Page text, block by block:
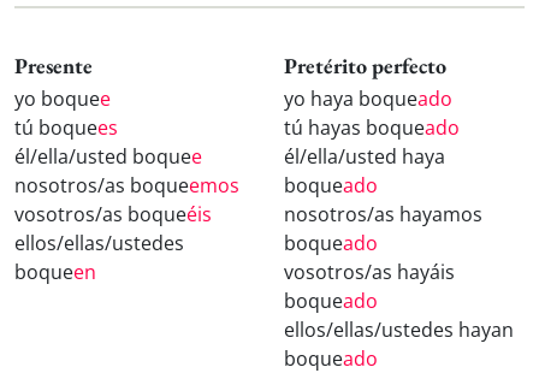
Presente
yo boquee
tú boquees
él/ella/usted boquee
nosotros/as boqueemos
vosotros/as boqueéis
ellos/ellas/ustedes
boqueen
Pretérito perfecto
yo haya boqueado
tú hayas boqueado
él/ella/usted haya
boqueado
nosotros/as hayamos
boqueado
vosotros/as hayáis
boqueado
ellos/ellas/ustedes hayan
boqueado